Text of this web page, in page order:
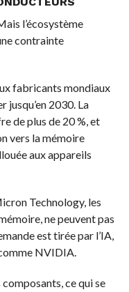
l’écosystème
contrainte
fabricants mondiaux
jusqu’en 2030. La
de plus de 20 %, et
vers la mémoire
aux appareils
Technology, les
ne peuvent pas
est tirée par l’IA,
NVIDIA.
ce qui se